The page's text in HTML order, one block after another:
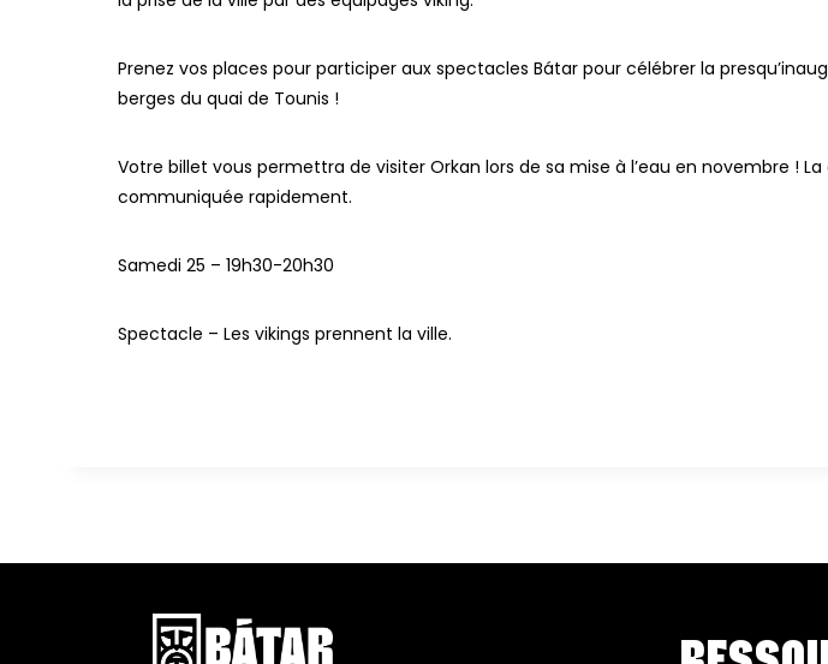
Prenez vos places pour participer aux spectacles Bátar pour célébrer la
berges du quai de Tounis !
Votre billet vous permettra de visiter Orkan lors de sa mise à l’eau en novembre !
communiquée rapidement.
Samedi 25 – 19h30-20h30
Spectacle – Les vikings prennent la ville.